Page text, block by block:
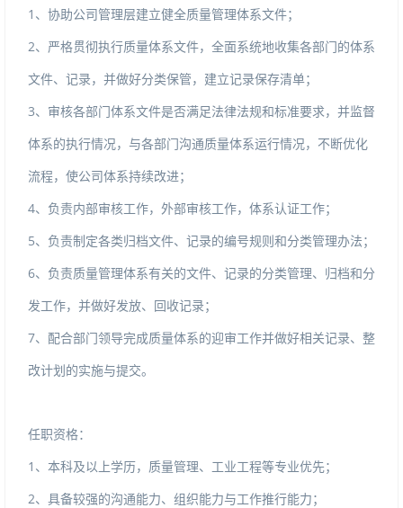
1 、协助公司管理层建立健全质量管理体系文件；
2、严格贯彻执行质量体系文件，全面系统地收集各部门的体系
文件、记录，并做好分类保管，建立记录保存清单；
3、审核各部门体系文件是否满足法律法规和标准要求，并监督
体系的执行情况，与各部门沟通质量体系运行情况，不断优化
流程，使公司体系持续改进；
4、负责内部审核工作，外部审核工作，体系认证工作；
5、负责制定各类归档文件、记录的编号规则和分类管理办法；
6、负责质量管理体系有关的文件、记录的分类管理、归档和分
发工作，并做好发放、回收记录；
7、配合部门领导完成质量体系的迎审工作并做好相关记录、整
改计划的实施与提交。
任职资格：
1 、本科及以上学历，质量管理、工业工程等专业优先；
2、具备较强的沟通能力、组织能力与工作推行能力；